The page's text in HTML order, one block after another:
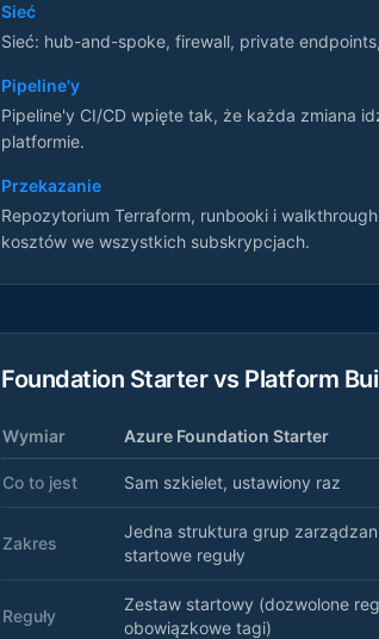
Sieć
Sieć: hub-and-spoke, firewall, private
Pipeline'y
Pipeline'y CI/CD wpięte tak, że każda zmiana
platformie.
Przekazanie
Repozytorium Terraform, runbooki i
kosztów we wszystkich subskrypcjach.
Foundation Starter vs Platform
Wymiar Azure Foundation Starter
Co to jest Sam szkielet, ustawiony raz
Zakres
Jedna struktura grup
startowe reguły
Reguły
Zestaw startowy (dozwolone
obowiązkowe tagi)